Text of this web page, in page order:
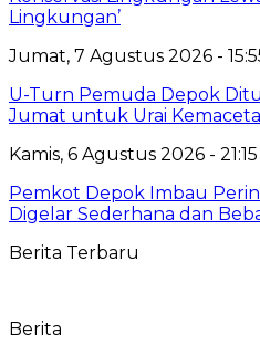
Lingkungan’
Jumat, 7 Agustus 2026 -
U-Turn Pemuda Depok
Jumat untuk Urai
Kamis, 6 Agustus 2026 -
Pemkot Depok Imbau
Digelar Sederhana dan
Berita Terbaru
Berita